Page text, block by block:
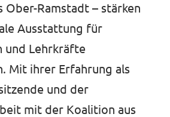
Ober-Ramstadt – stärken
Ausstattung für
und Lehrkräfte
Mit ihrer Erfahrung als
und der
mit der Koalition aus